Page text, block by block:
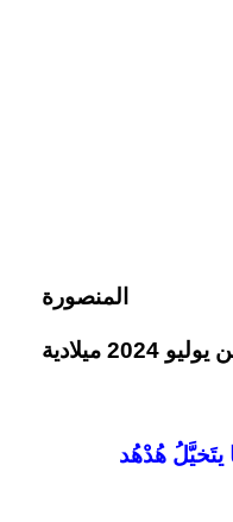
المنصورة
يتَخيَّلُ هُدْهُد